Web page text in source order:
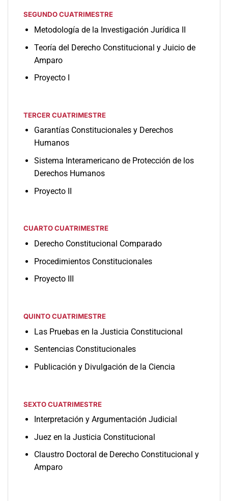
SEGUNDO CUATRIMESTRE
Metodología de la Investigación Jurídica II
Teoría del Derecho Constitucional y Juicio de
Amparo
Proyecto I
TERCER CUATRIMESTRE
Garantías Constitucionales y Derechos
Humanos
Sistema Interamericano de Protección de los
Derechos Humanos
Proyecto II
CUARTO CUATRIMESTRE
Derecho Constitucional Comparado
Procedimientos Constitucionales
Proyecto III
QUINTO CUATRIMESTRE
Las Pruebas en la Justicia Constitucional
Sentencias Constitucionales
Publicación y Divulgación de la Ciencia
SEXTO CUATRIMESTRE
Interpretación y Argumentación Judicial
Juez en la Justicia Constitucional
Claustro Doctoral de Derecho Constitucional y
Amparo